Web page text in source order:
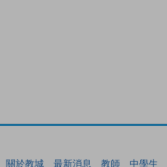
關於教城 最新消息 教師 中學生